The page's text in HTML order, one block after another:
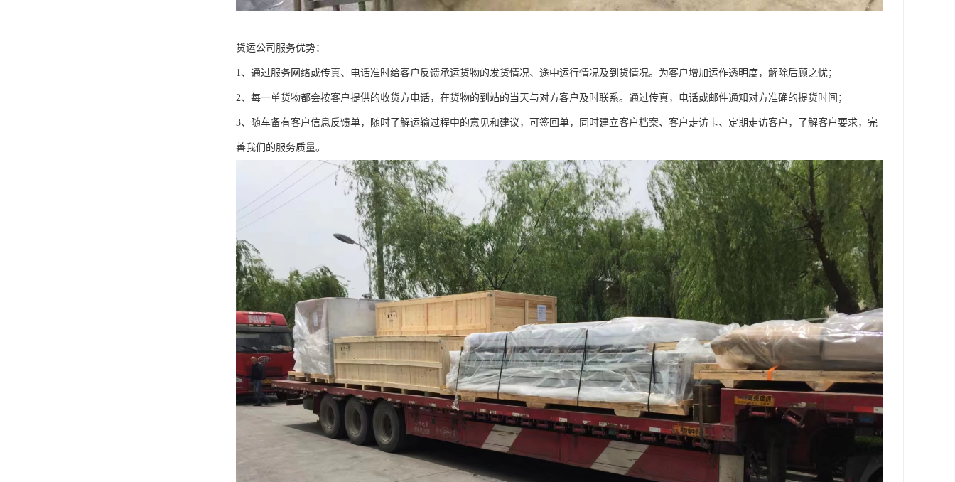
货运公司服务优势：
1、通过服务网络或传真、电话准时给客户反馈承运货物的发货情况、途中运行情况及到货情况。为客户增加运作透明度，解除后顾之忧；
2、每一单货物都会按客户提供的收货方电话，在货物的到站的当天与对方客户及时联系。通过传真，电话或邮件通知对方准确的提货时间；
3、随车备有客户信息反馈单，随时了解运输过程中的意见和建议，可签回单，同时建立客户档案、客户走访卡、定期走访客户，了解客户要求，完
善我们的服务质量。